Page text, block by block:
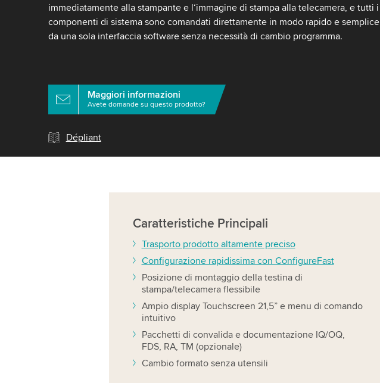
immediatamente alla stampante e l‘immagine di stampa alla telecamera, e tutti i
componenti di sistema sono comandati direttamente in modo rapido e semplice
da una sola interfaccia software senza necessità di cambio programma.
Maggiori informazioni
Avete domande su questo prodotto?
Dépliant
Caratteristiche Principali
Trasporto prodotto altamente preciso
Configurazione rapidissima con ConfigureFast
Posizione di montaggio della testina di
stampa/telecamera flessibile
Ampio display Touchscreen 21,5” e menu di comando
intuitivo
Pacchetti di convalida e documentazione IQ/OQ,
FDS, RA, TM (opzionale)
Cambio formato senza utensili